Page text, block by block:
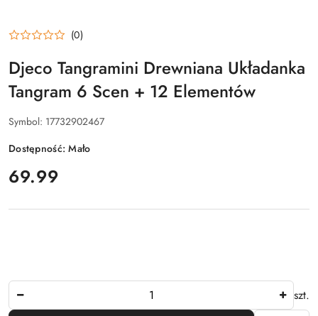
(0)
Djeco Tangramini Drewniana Układanka
Tangram 6 Scen + 12 Elementów
Symbol: 17732902467
Dostępność:Mało
cena:
69.99
szt.